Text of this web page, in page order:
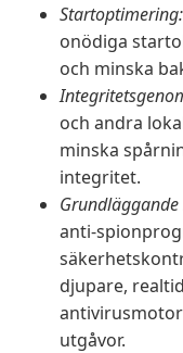
Startoptimering:
onödiga
och minska
och andra
minska
integritet.
anti-
djupare,
utgåvor.